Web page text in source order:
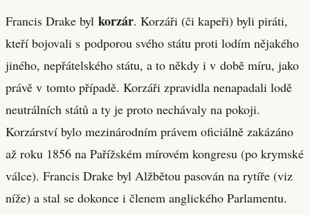
Francis Drake byl korzár. Korzáři (či kapeři) byli piráti,
kteří bojovali s podporou svého státu proti lodím nějakého
jiného, nepřátelského státu, a to někdy i v době míru, jako
právě v tomto případě. Korzáři zpravidla nenapadali lodě
neutrálních států a ty je proto nechávaly na pokoji.
Korzárství bylo mezinárodním právem oficiálně zakázáno
až roku 1856 na Pařížském mírovém kongresu (po krymské
válce). Francis Drake byl Alžbětou pasován na rytíře (viz
níže) a stal se dokonce i členem anglického Parlamentu.